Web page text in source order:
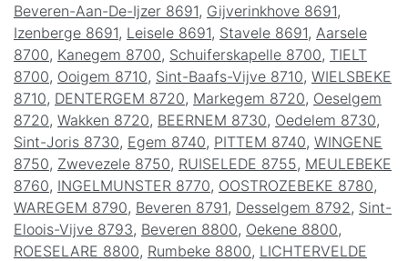
Beveren-Aan-De-Ijzer 8691, Gijverinkhove 8691,
Izenberge 8691, Leisele 8691, Stavele 8691, Aarsele
8700, Kanegem 8700, Schuiferskapelle 8700, TIELT
8700, Ooigem 8710, Sint-Baafs-Vijve 8710, WIELSBEKE
8710, DENTERGEM 8720, Markegem 8720, Oeselgem
8720, Wakken 8720, BEERNEM 8730, Oedelem 8730,
Sint-Joris 8730, Egem 8740, PITTEM 8740, WINGENE
8750, Zwevezele 8750, RUISELEDE 8755, MEULEBEKE
8760, INGELMUNSTER 8770, OOSTROZEBEKE 8780,
WAREGEM 8790, Beveren 8791, Desselgem 8792 , Sint-
Eloois-Vijve 8793, Beveren 8800, Oekene 8800,
ROESELARE 8800, Rumbeke 8800, LICHTERVELDE